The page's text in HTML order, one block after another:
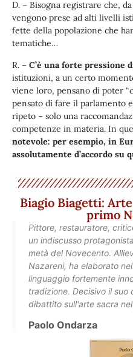
D. – Bisogna registrare che,
vengono prese ad alti livelli
fette della popolazione che
tematiche…
R. – C’è una forte
istituzioni, a un certo
viene loro, pensano di poter
pensato di fare il parlamento
ripeto – solo una
competenze in materia. In
notevole: per esempio, in
assolutamente d’accordo su
Biagio Biagetti:
primo
Pittore, restauratore,
un indiscusso
metà del Novecento.
Nazareni, ha elaborato
linguaggio fortemente
tradizione. Decisivo il
dibattito sull'arte sacra
Paolo Ondarza